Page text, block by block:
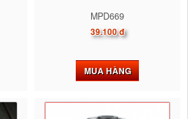
MPD669
39.100 đ
MUA HÀNG